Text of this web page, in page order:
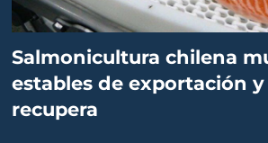
Salmonicultura chilena
estables de exportación y
recupera